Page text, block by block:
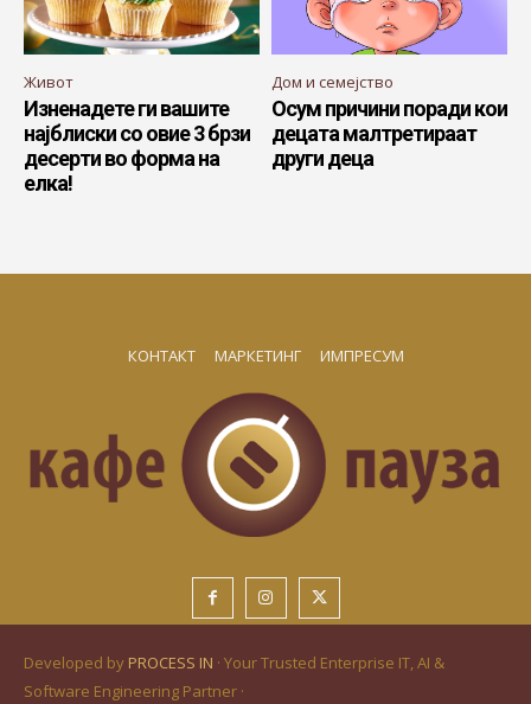
Живот
Изненадете ги вашите
најблиски со овие 3 брзи
десерти во форма на
елка!
Дом и семејство
Осум причини поради кои
децата малтретираат
други деца
КОНТАКТ МАРКЕТИНГ ИМПРЕСУМ
Developed by PROCESS IN · Your Trusted Enterprise IT, AI &
Software Engineering Partner ·